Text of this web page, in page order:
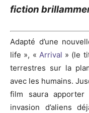
fiction
Adapté d’une
life », « Arrival » (le
terrestres sur la
avec les humains.
film saura
invasion d’aliens